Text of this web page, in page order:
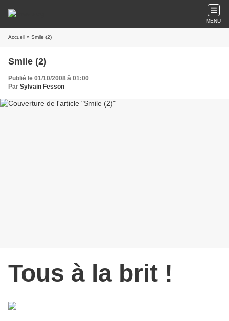
MENU
Accueil » Smile (2)
Smile (2)
Publié le 01/10/2008 à 01:00
Par Sylvain Fesson
Tous à la brit !